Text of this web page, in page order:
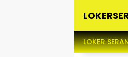
Lowongan
Kerja
LOKER